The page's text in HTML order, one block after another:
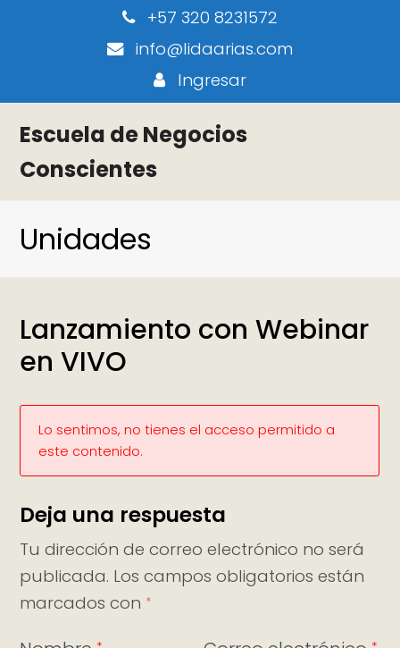
+57 320 8231572
info@lidaarias.com
Ingresar
Escuela de Negocios
Conscientes
Unidades
Lanzamiento con Webinar
en VIVO
Lo sentimos, no tienes el acceso permitido a
este contenido.
Deja una respuesta
Tu dirección de correo electrónico no será
publicada. Los campos obligatorios están
marcados con *